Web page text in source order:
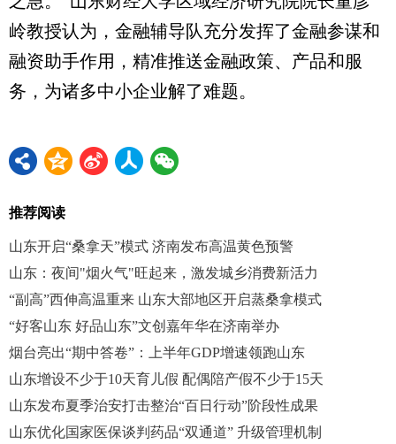
岭教授认为，金融辅导队充分发挥了金融参谋和
融资助手作用，精准推送金融政策、产品和服
务，为诸多中小企业解了难题。
推荐阅读
山东开启“桑拿天”模式 济南发布高温黄色预警
山东：夜间"烟火气"旺起来，激发城乡消费新活力
“副高”西伸高温重来 山东大部地区开启蒸桑拿模式
“好客山东 好品山东”文创嘉年华在济南举办
烟台亮出“期中答卷”：上半年GDP增速领跑山东
山东增设不少于10天育儿假 配偶陪产假不少于15天
山东发布夏季治安打击整治“百日行动”阶段性成果
山东优化国家医保谈判药品“双通道” 升级管理机制